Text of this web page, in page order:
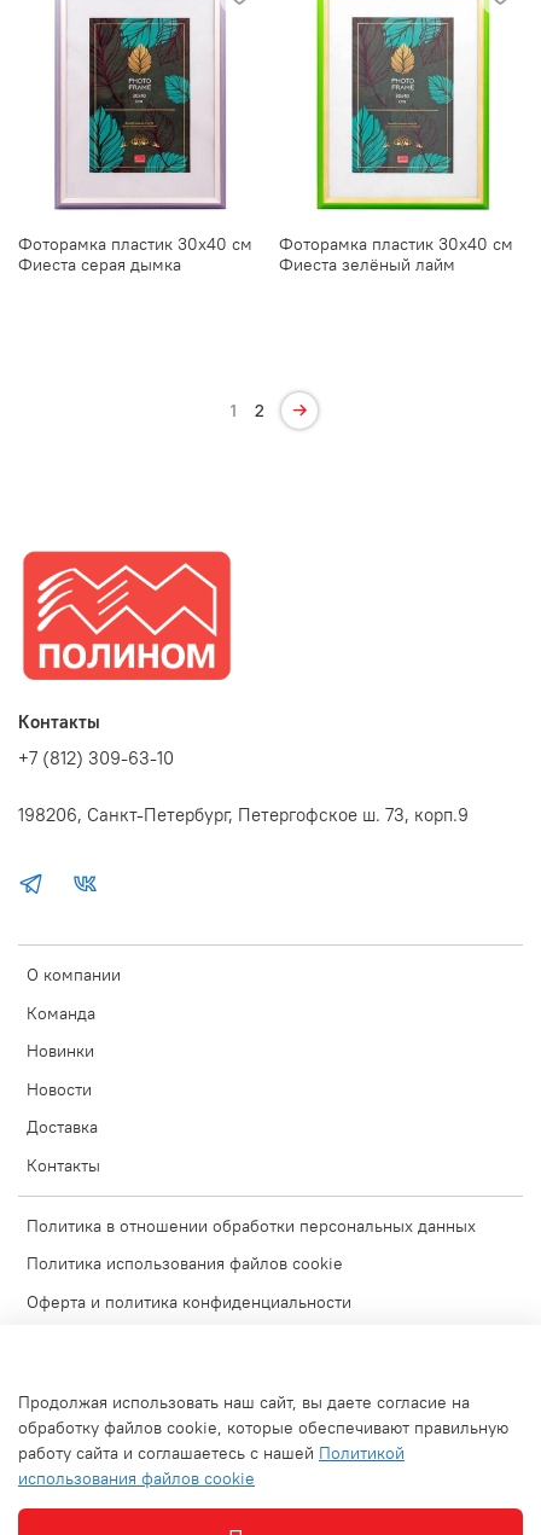
Фоторамка пластик 30х40 см
Фиеста серая дымка
Фоторамка пластик 30х40 см
Фиеста зелёный лайм
1 2
О компании
Команда
Новинки
Новости
Доставка
Контакты
Политика в отношении обработки персональных данных
Политика использования файлов cookie
Оферта и политика конфиденциальности
Блог
Обратная связь
Используемые изображения
Контакты
+7 (812) 309-63-10
198206, Санкт-Петербург, Петергофское ш. 73, корп.9
Продолжая использовать наш сайт, вы даете согласие на
обработку файлов cookie, которые обеспечивают правильную
работу сайта и соглашаетесь с нашей Политикой
использования файлов cookie